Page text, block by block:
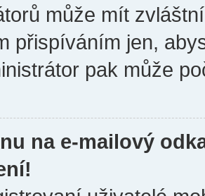
může mít
přispíváním jen,
pak může
na e-mailový